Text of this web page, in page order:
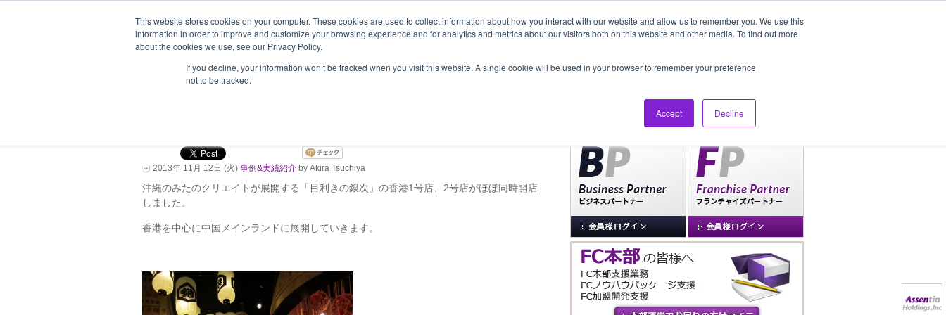
This website stores cookies on your computer. These cookies are used to collect information about how you interact with our website and allow us to remember you. We use this
information in order to improve and customize your browsing experience and for analytics and metrics about our visitors both on this website and other media. To find out more
about the cookies we use, see our Privacy Policy.
If you decline, your information won’t be tracked when you visit this website. A single cookie will be used in your browser to remember your preference
not to be tracked.
Accept Decline
企業情報 支援企業一覧 事業内容 New Project お問合せ セミナー＆イベント 社長ブログ FAQ
2013年 11月 12日 (火) 事例&実績紹介 by Akira Tsuchiya
沖縄のみたのクリエイトが展開する「目利きの銀次」の香港1号店、2号店がほぼ同時開店
しました。
香港を中心に中国メインランドに展開していきます。